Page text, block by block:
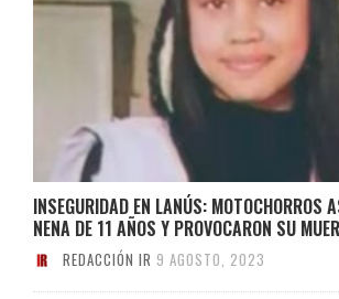
INSEGURIDAD EN LANÚS: MOTOCHORROS
NENA DE 11 AÑOS Y PROVOCARON SU
REDACCIÓN IR 9 AGOSTO, 2023